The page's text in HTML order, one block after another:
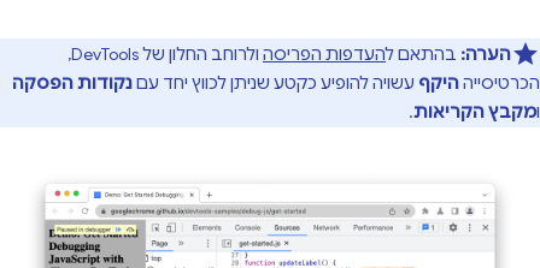
הערה: בהתאם להעדפות הפריסה
ולרוחב החלון של DevTools,
הכרטיסייההיקף עשויה להופיע כקטע שניתן לכווץ יחד עםנקודות הפסקה
ומקבץ הקריאות.